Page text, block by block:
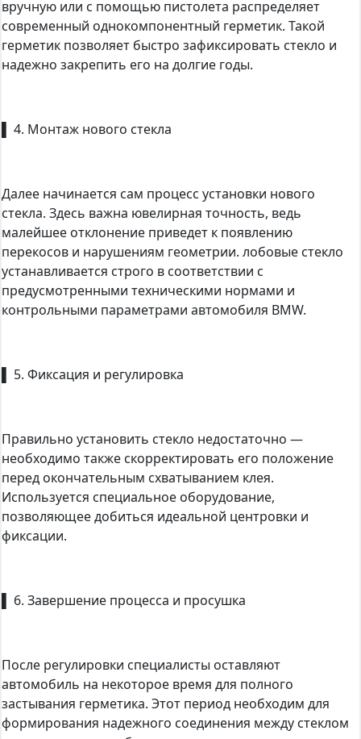
вручную или с помощью пистолета распределяет
современный однокомпонентный герметик. Такой
герметик позволяет быстро зафиксировать стекло и
надежно закрепить его на долгие годы.
▌ 4. Монтаж нового стекла
Далее начинается сам процесс установки нового
стекла. Здесь важна ювелирная точность, ведь
малейшее отклонение приведет к появлению
перекосов и нарушениям геометрии. лобовые стекло
устанавливается строго в соответствии с
предусмотренными техническими нормами и
контрольными параметрами автомобиля BMW.
▌ 5. Фиксация и регулировка
Правильно установить стекло недостаточно —
необходимо также скорректировать его положение
перед окончательным схватыванием клея.
Используется специальное оборудование,
позволяющее добиться идеальной центровки и
фиксации.
▌ 6. Завершение процесса и просушка
После регулировки специалисты оставляют
автомобиль на некоторое время для полного
застывания герметика. Этот период необходим для
формирования надежного соединения между стеклом